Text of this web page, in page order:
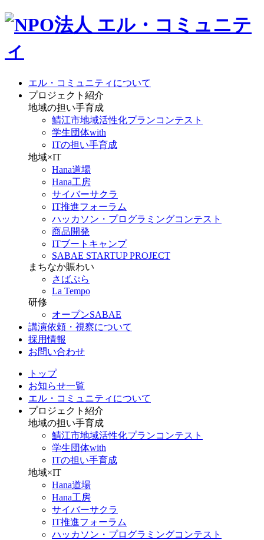
エル・コミュニティについて
プロジェクト紹介
地域の担い手育成
鯖江市地域活性化プランコンテスト
学生団体with
ITの担い手育成
地域×IT
Hana道場
Hana工房
サイバーサクラ
IT推進フォーラム
ハッカソン・プログラミングコンテスト
商品開発
ITブートキャンプ
SABAE STARTUP PROJECT
まちなか賑わい
さばぷら
La Tempo
研修
オープンSABAE
講演依頼・視察について
採用情報
お問い合わせ
トップ
お知らせ一覧
エル・コミュニティについて
プロジェクト紹介
地域の担い手育成
鯖江市地域活性化プランコンテスト
学生団体with
ITの担い手育成
地域×IT
Hana道場
Hana工房
サイバーサクラ
IT推進フォーラム
ハッカソン・プログラミングコンテスト